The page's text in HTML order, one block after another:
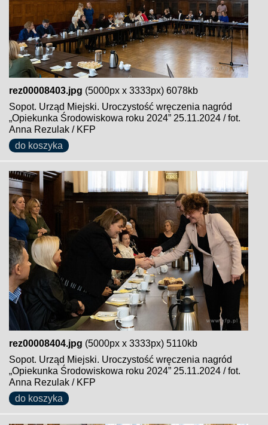
rez00008403.jpg (5000px x 3333px) 6078kb
Sopot. Urząd Miejski. Uroczystość wręczenia nagród
„Opiekunka Środowiskowa roku 2024” 25.11.2024 / fot.
Anna Rezulak / KFP
do koszyka
rez00008404.jpg (5000px x 3333px) 5110kb
Sopot. Urząd Miejski. Uroczystość wręczenia nagród
„Opiekunka Środowiskowa roku 2024” 25.11.2024 / fot.
Anna Rezulak / KFP
do koszyka